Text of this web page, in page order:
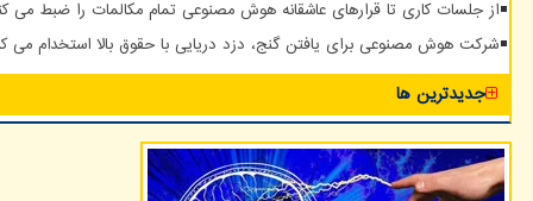
از جلسات کاری تا قرارهای عاشقانه هوش مصنوعی تمام مکالمات را ضبط می
شرکت هوش مصنوعی برای یافتن گنج، دزد دریایی با حقوق بالا استخدام می
جدیدترین ها